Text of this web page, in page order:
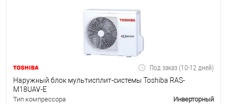
Под заказ (10-12 дней)
Наружный блок мультисплит-системы Toshiba RAS-
M18UAV-E
Тип компрессора
Инверторный